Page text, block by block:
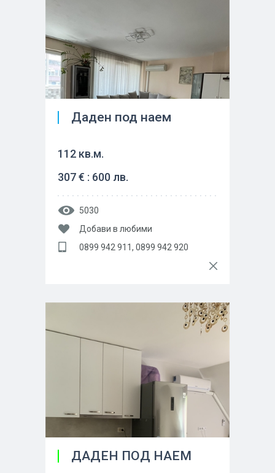
Даден под наем
112 кв.м.
307 € : 600 лв.
5030
Добави в любими
0899 942 911, 0899 942 920
ДАДЕН ПОД НАЕМ